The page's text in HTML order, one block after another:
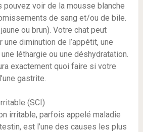
pouvez voir de la mousse blanche
de sang et/ou de bile.
ou brun). Votre chat peut
diminution de l’appétit, une
léthargie ou une déshydratation.
exactement quoi faire si votre
gastrite.
(SCI)
irritable, parfois appelé maladie
est l’une des causes les plus